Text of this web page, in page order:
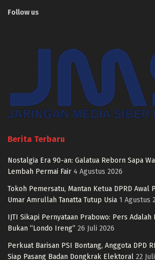
Follow us
Berita Terbaru
Nostalgia Era 90-an: Galatua Reborn Sapa
Lembah Permai Fair 4 Agustus 2026
Tokoh Pemersatu, Mantan Ketua DPRD Awal
Umar Amrullah Tanatta Tutup Usia 1 Agustus
IJTI Sikapi Pernyataan Prabowo: Pers Adalah
Bukan “Londo Ireng” 26 Juli 2026
Perkuat Barisan PSI Bontang, Anggota DPD
Siap Pasang Badan Dongkrak Elektoral 22